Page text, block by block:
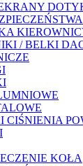
/ BELKI
CIŚNIENIA
KOŁA